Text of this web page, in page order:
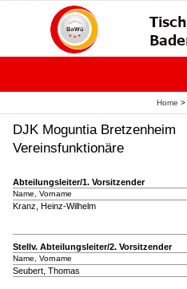
Home >
DJK Moguntia Bretzenheim
Vereinsfunktionäre
Abteilungsleiter/1. Vorsitzender
Name, Vorname
Kranz, Heinz-Wilhelm
Stellv. Abteilungsleiter/2. Vorsitzender
Name, Vorname
Seubert, Thomas